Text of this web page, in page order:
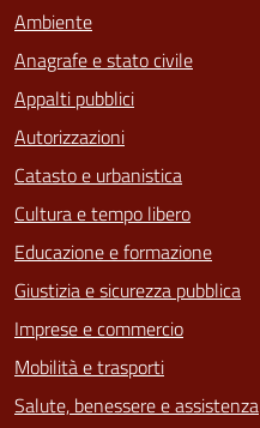
Ambiente
Anagrafe e stato civile
Appalti pubblici
Autorizzazioni
Catasto e urbanistica
Cultura e tempo libero
Educazione e formazione
Giustizia e sicurezza pubblica
Imprese e commercio
Mobilità e trasporti
Salute, benessere e assistenza